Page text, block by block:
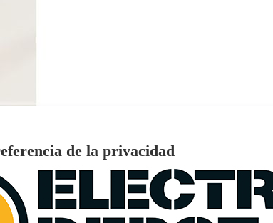
de la privacidad